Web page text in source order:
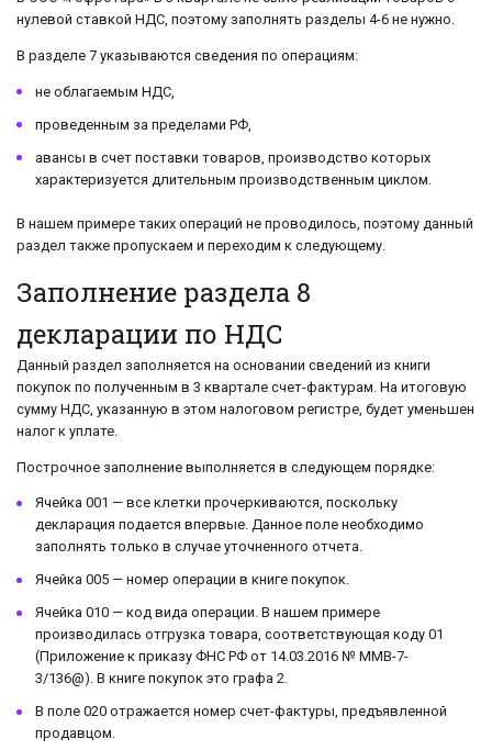
нулевой ставкой НДС, поэтому заполнять разделы 4-6 не нужно.
В разделе 7 указываются сведения по операциям:
не облагаемым НДС,
проведенным за пределами РФ,
авансы в счет поставки товаров, производство которых
характеризуется длительным производственным циклом.
В нашем примере таких операций не проводилось, поэтому данный
раздел также пропускаем и переходим к следующему.
Заполнение раздела 8
декларации по НДС
Данный раздел заполняется на основании сведений из книги
покупок по полученным в 3 квартале счет-фактурам. На итоговую
сумму НДС, указанную в этом налоговом регистре, будет уменьшен
налог к уплате.
Построчное заполнение выполняется в следующем порядке:
Ячейка 001 — все клетки прочеркиваются, поскольку
декларация подается впервые. Данное поле необходимо
заполнять только в случае уточненного отчета.
Ячейка 005 — номер операции в книге покупок.
Ячейка 010 — код вида операции. В нашем примере
производилась отгрузка товара, соответствующая коду 01
(Приложение к приказу ФНС РФ от 14.03.2016 № ММВ-7-
3/136@). В книге покупок это графа 2.
В поле 020 отражается номер счет-фактуры, предъявленной
продавцом.